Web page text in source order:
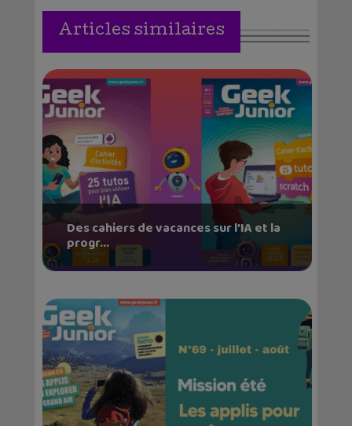
Articles similaires
Des cahiers de vacances sur l’IA et la
progr...